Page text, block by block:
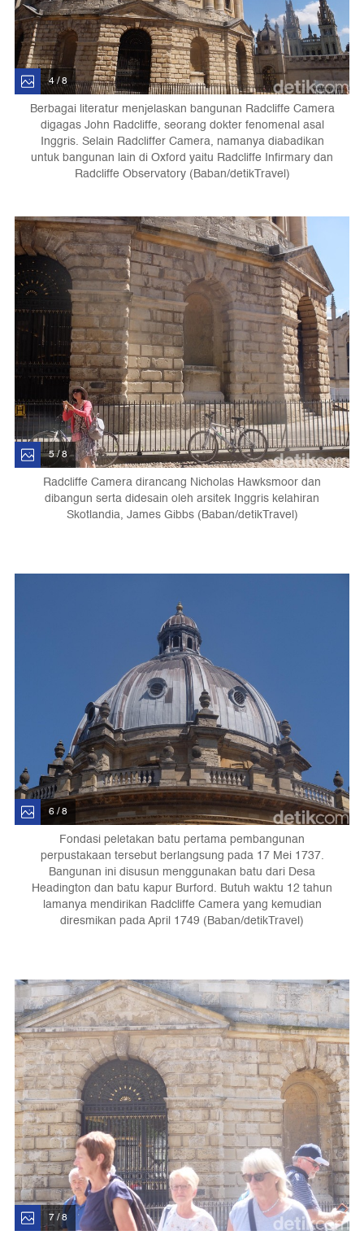
4 / 8
Berbagai literatur menjelaskan bangunan Radcliffe Camera
digagas John Radcliffe, seorang dokter fenomenal asal
Inggris. Selain Radcliffer Camera, namanya diabadikan
untuk bangunan lain di Oxford yaitu Radcliffe Infirmary dan
Radcliffe Observatory (Baban/detikTravel)
5 / 8
Radcliffe Camera dirancang Nicholas Hawksmoor dan
dibangun serta didesain oleh arsitek Inggris kelahiran
Skotlandia, James Gibbs (Baban/detikTravel)
6 / 8
Fondasi peletakan batu pertama pembangunan
perpustakaan tersebut berlangsung pada 17 Mei 1737.
Bangunan ini disusun menggunakan batu dari Desa
Headington dan batu kapur Burford. Butuh waktu 12 tahun
lamanya mendirikan Radcliffe Camera yang kemudian
diresmikan pada April 1749 (Baban/detikTravel)
7 / 8